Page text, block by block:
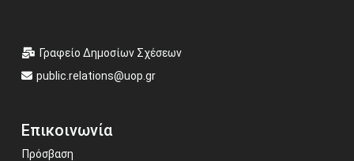
Γραφείο Δημοσίων Σχέσεων
public.relations@uop.gr
Επικοινωνία
Πρόσβαση